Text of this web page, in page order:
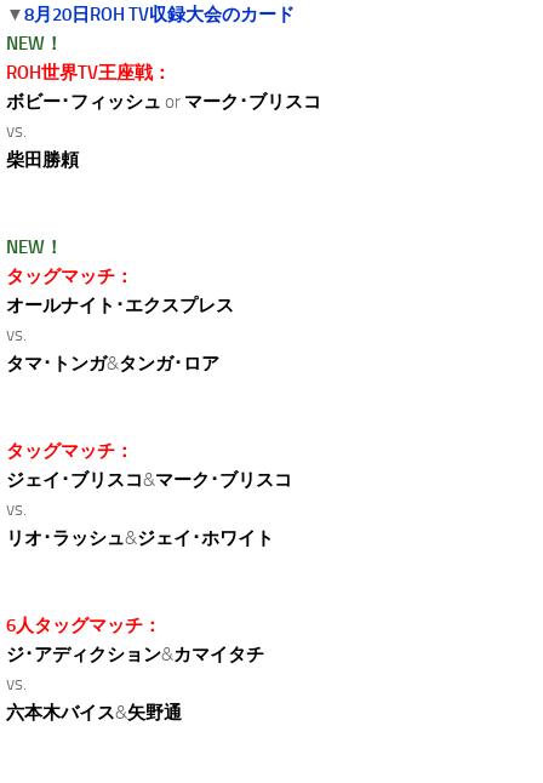
▼8月20日ROH TV収録大会のカード
NEW！
ROH世界TV王座戦：
ボビー･フィッシュ or マーク･ブリスコ
vs.
柴田勝頼
NEW！
タッグマッチ：
オールナイト･エクスプレス
vs.
タマ･トンガ&タンガ･ロア
タッグマッチ：
ジェイ･ブリスコ&マーク･ブリスコ
vs.
リオ･ラッシュ&ジェイ･ホワイト
6人タッグマッチ：
ジ･アディクション&カマイタチ
vs.
六本木バイス&矢野通